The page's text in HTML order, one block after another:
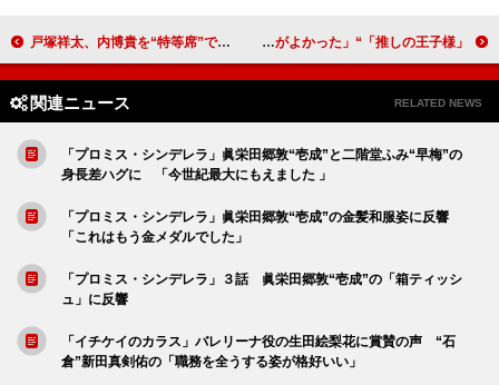
戸塚祥太、内博貴を“特等席”で堪能 「やっぱり圧倒的な主役感がある」 「推しの王子様」“泉美”比嘉愛未と“航”渡邊圭祐がすれ違い 「お互いを探し求めて走る２人がよかった」
関連ニュース RELATED NEWS
「プロミス・シンデレラ」眞栄田郷敦“壱成”と二階堂ふみ“早梅”の
身長差ハグに 「今世紀最大にもえました 」
「プロミス・シンデレラ」眞栄田郷敦“壱成”の金髪和服姿に反響
「これはもう金メダルでした」
「プロミス・シンデレラ」３話 眞栄田郷敦“壱成”の「箱ティッシ
ュ」に反響
「イチケイのカラス」バレリーナ役の生田絵梨花に賞賛の声 “石
倉”新田真剣佑の「職務を全うする姿が格好いい」